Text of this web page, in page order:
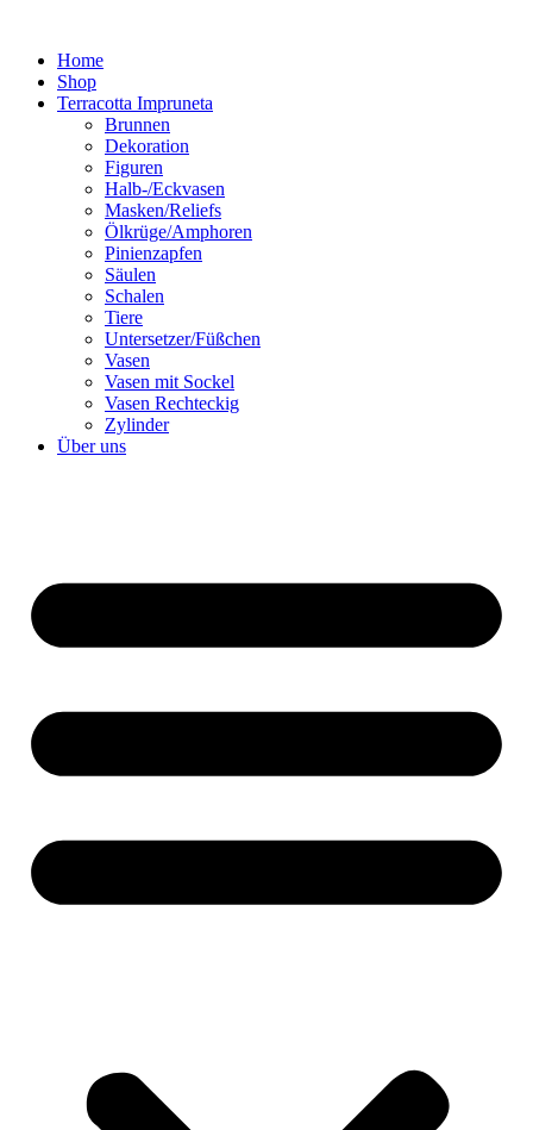
springenHome
Shop
Terracotta Impruneta
Brunnen
Dekoration
Figuren
Halb-/Eckvasen
Masken/Reliefs
Ölkrüge/Amphoren
Pinienzapfen
Säulen
Schalen
Tiere
Untersetzer/Füßchen
Vasen
Vasen mit Sockel
Vasen Rechteckig
Zylinder
Über uns